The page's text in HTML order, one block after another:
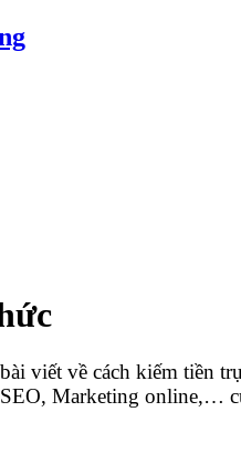
viết về cách kiếm
SEO, Marketing